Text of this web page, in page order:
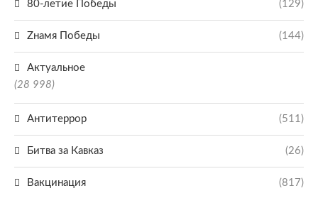
80-летие Победы (129)
Zнамя Победы (144)
Актуальное
(28 998)
Антитеррор (511)
Битва за Кавказ (26)
Вакцинация (817)